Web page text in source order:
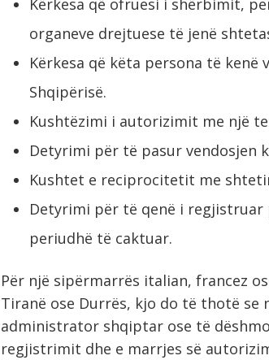
Kërkesa që ofruesi i shërbimit,
organeve drejtuese të jenë
Kërkesa që këta persona të
Shqipërisë.
Kushtëzimi i autorizimit me një
Detyrimi për të pasur vendosjen
Kushtet e reciprocitetit me
Detyrimi për të qenë i
periudhë të caktuar.
Për një sipërmarrës italian, francez
Tiranë ose Durrës, kjo do të thotë
administrator shqiptar ose të
regjistrimit dhe e marrjes së